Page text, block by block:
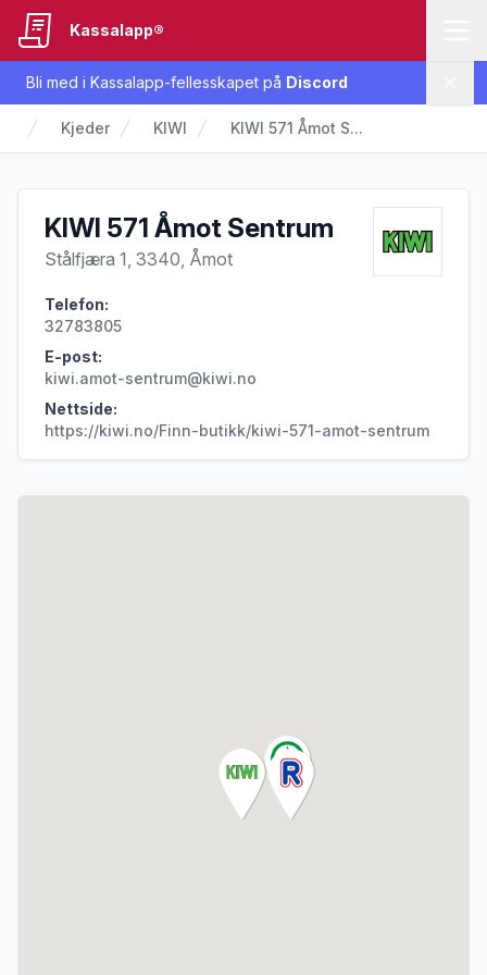
Bli med i Kassalapp-fellesskapet på Discord
Kassalapp®
Kjeder KIWI KIWI 571 Åmot S...
KIWI 571 Åmot Sentrum
Stålfjæra 1, 3340, Åmot
Telefon:
32783805
E-post:
kiwi.amot-sentrum@kiwi.no
Nettside:
https://kiwi.no/Finn-butikk/kiwi-571-amot-sentrum